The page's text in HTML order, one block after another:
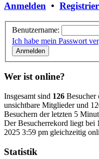
Anmelden •
Benutzername:
Ich habe mein Passwort
Wer ist online?
Insgesamt sind 126 Besucher
unsichtbare Mitglieder und
Besuchern der letzten 5
Der Besucherrekord liegt bei
2025 3:59 pm gleichzeitig
Statistik